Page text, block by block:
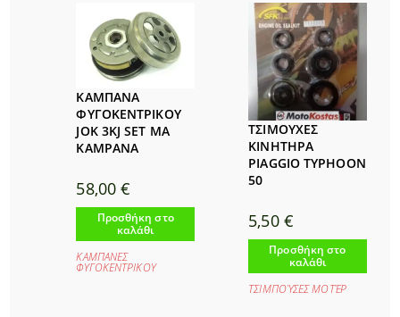
ΚΑΜΠΑΝΑ
ΦΥΓΟΚΕΝΤΡΙΚΟΥ
JOK 3KJ SET MA
KAMPANA
58,00€
Προσθήκη στο
καλάθι
ΚΑΜΠΑΝΕΣ
ΦΥΓΟΚΕΝΤΡΙΚΟΥ
ΤΣΙΜΟΥΧΕΣ
ΚΙΝΗΤΗΡΑ
PIAGGIO TYPHOON
50
5,50 €
Προσθήκη στο
καλάθι
ΤΣΙΜΠΟΎΣΕΣ ΜΟΤΈΡ